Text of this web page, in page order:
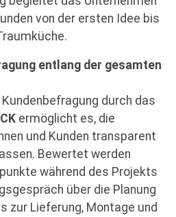
von der ersten Idee bis
entlang der gesamten
durch das
ermöglicht es, die
und Kunden transparent
Bewertet werden
während des Projekts
über die Planung
zur Lieferung, Montage und